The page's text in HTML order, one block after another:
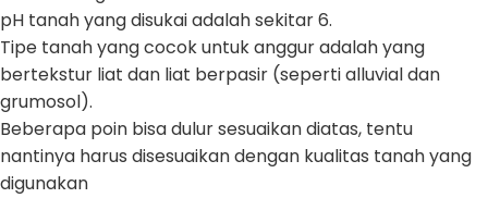
pH tanah yang disukai adalah sekitar 6.
Tipe tanah yang cocok untuk anggur adalah yang
bertekstur liat dan liat berpasir (seperti alluvial dan
grumosol).
Beberapa poin bisa dulur sesuaikan diatas, tentu
nantinya harus disesuaikan dengan kualitas tanah yang
digunakan